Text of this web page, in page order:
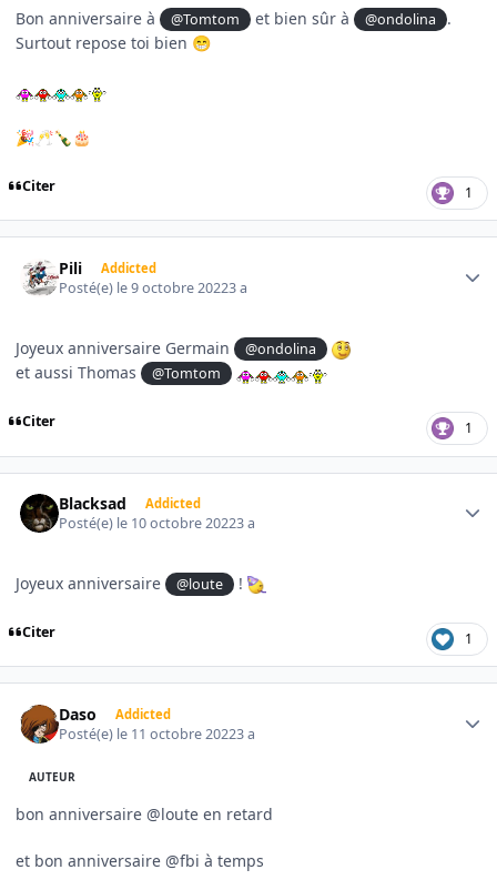
Bon anniversaire à @Tomtom et bien sûr à @ondolina
.
Surtout repose toi bien 😁
🎉 🥂🍾🎂
Citer 1
Pili Addicted
Posté(e) le 9 octobre 20223 a
Joyeux anniversaire Germain @ondolina
et aussi Thomas @Tomtom
Citer 1
Blacksad Addicted
Posté(e) le 10 octobre 20223 a
Joyeux anniversaire @loute !
Citer 1
Daso Addicted
Posté(e) le 11 octobre 20223 a
AUTEUR
bon anniversaire @loute en retard
et bon anniversaire @fbi à temps